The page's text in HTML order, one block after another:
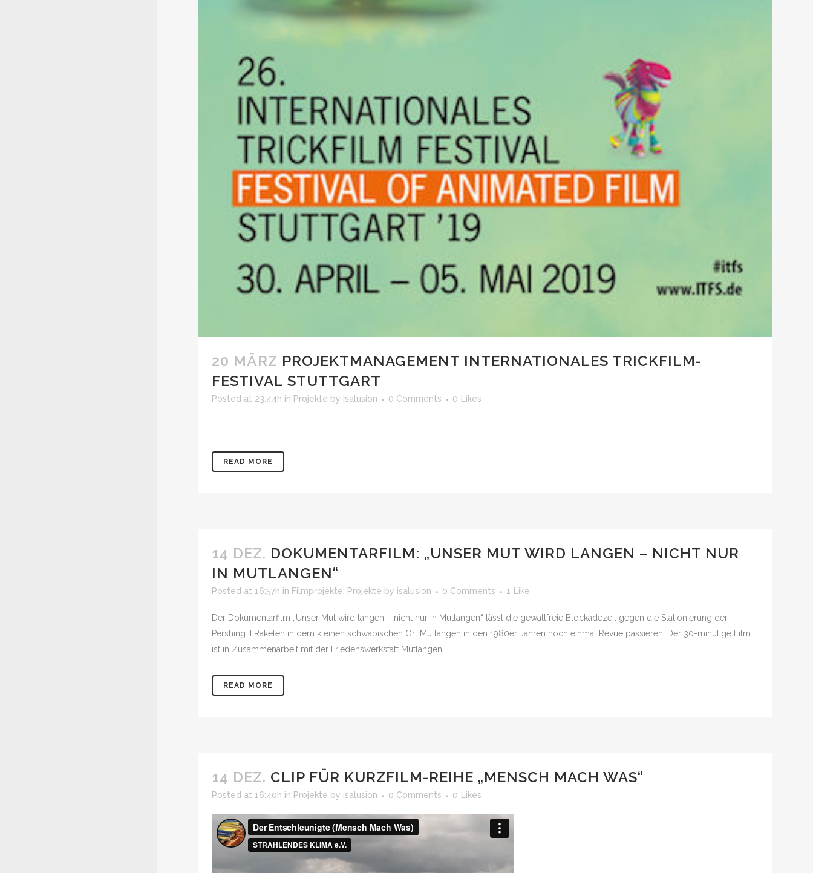
20 MÄRZ PROJEKTMANAGEMENT INTERNATIONALES TRICKFILM-
FESTIVAL STUTTGART
Posted at 23:44h in Projekte by isalusion 0 Comments 0 Likes
...
READ MORE
14 DEZ. DOKUMENTARFILM: „UNSER MUT WIRD LANGEN – NICHT NUR
IN MUTLANGEN“
Posted at 16:57h in Filmprojekte, Projekte by isalusion 0 Comments 1 Like
Der Dokumentarfilm „Unser Mut wird langen – nicht nur in Mutlangen“ lässt die gewaltfreie Blockadezeit gegen die Stationierung der
Pershing II Raketen in dem kleinen schwäbischen Ort Mutlangen in den 1980er Jahren noch einmal Revue passieren. Der 30-minütige Film
ist in Zusammenarbeit mit der Friedenswerkstatt Mutlangen...
READ MORE
14 DEZ. CLIP FÜR KURZFILM-REIHE „MENSCH MACH WAS“
Posted at 16:40h in Projekte by isalusion 0 Comments 0 Likes